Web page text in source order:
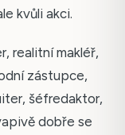
kvůli akci.
realitní makléř,
zástupce,
šéfredaktor,
dobře se